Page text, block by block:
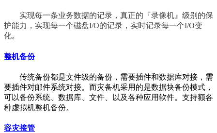
实现每一条业务数据的记录，真正的『录像机』级别的保
护能力，实现每一个磁盘I/O的记录，实时记录每一个I/O变
化。
整机备份
传统备份都是文件级的备份，需要插件和数据库对接，需
要插件对邮件系统对接。而灾备机采用的是数据块备份模式，
可以备份系统、数据库、文件、以及各种应用软件。支持额各
种虚拟机整机备份。
容灾接管